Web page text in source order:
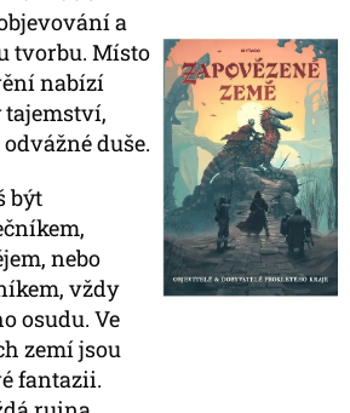
a
tvorbu. Místo
nabízí
tajemství,
duše.
být
nebo
vždy
osudu. Ve
zemí jsou
fantazii.